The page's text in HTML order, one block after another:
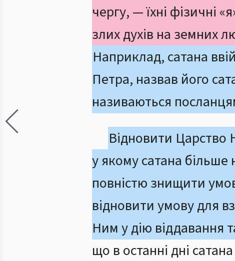
чергу, — їхні фізичні
злих духів на земних
Наприклад, сатана
Петра, назвав його
називаються
Відновити Царство
у якому сатана
повністю знищити
відновити умову для
Ним у дію віддавання
що в останні дні